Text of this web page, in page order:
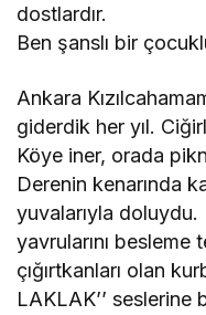
dostlardır.
Ben şanslı bir
Ankara
giderdik her yıl.
Köye iner, orada
Derenin kenarında
yuvalarıyla
yavrularını besleme
çığırtkanları olan
LAKLAK’’